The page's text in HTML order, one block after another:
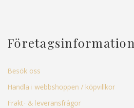
Företagsinformation
Besök oss
Handla i webbshoppen / köpvillkor
Frakt- & leveransfrågor